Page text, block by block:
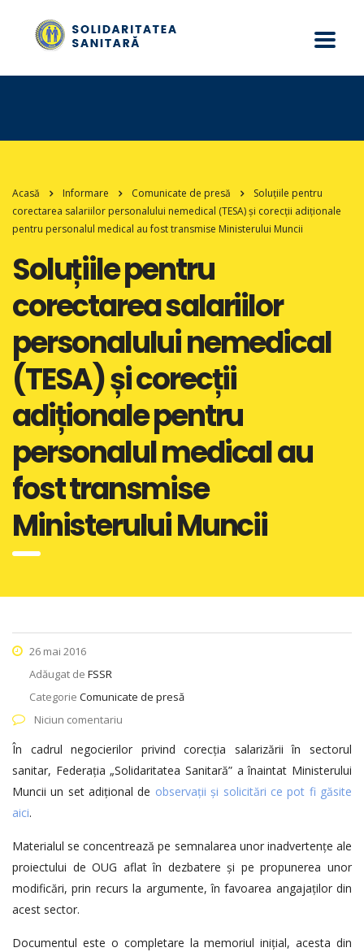
Acasă Informare Comunicate de presă
Soluțiile pentru
corectarea salariilor personalului nemedical (TESA) și corecții adiționale
pentru personalul medical au fost transmise Ministerului Muncii
Soluțiile pentru
corectarea salariilor
personalului nemedical
(TESA) și corecții
adiționale pentru
personalul medical au
fost transmise
Ministerului Muncii
26 mai 2016
Adăugat de FSSR
Categorie Comunicate de presă
Niciun comentariu
În cadrul negocierilor privind corecția salarizării în sectorul
sanitar, Federația „Solidaritatea Sanitară” a înaintat Ministerului
Muncii un set adițional de observații și solicitări ce pot fi găsite
aici.
Materialul se concentrează pe semnalarea unor inadvertențe ale
proiectului de OUG aflat în dezbatere și pe propunerea unor
modificări, prin recurs la argumente, în favoarea angajaților din
acest sector.
Documentul este o completare la memoriul inițial, acesta din